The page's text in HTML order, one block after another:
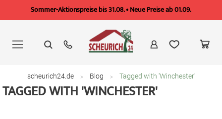
Sommer-Aktionspreise bis 31.08. • Neue Preise ab 01.09.
springen
scheurich24.de Blog Tagged with 'Winchester'
TAGGED WITH 'WINCHESTER'